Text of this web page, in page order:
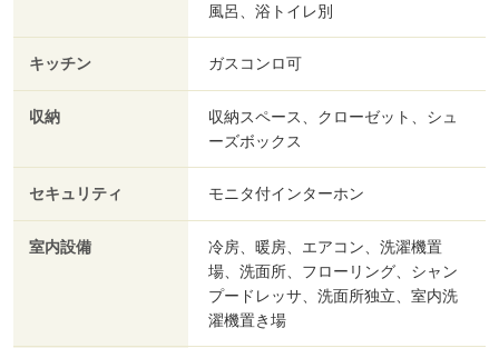
風呂、浴トイレ別
キッチン ガスコンロ可
収納
収納スペース、クローゼット、シュ
ーズボックス
セキュリティ モニタ付インターホン
室内設備
冷房、暖房、エアコン、洗濯機置
場、洗面所、フローリング、シャン
プードレッサ、洗面所独立、室内洗
濯機置き場